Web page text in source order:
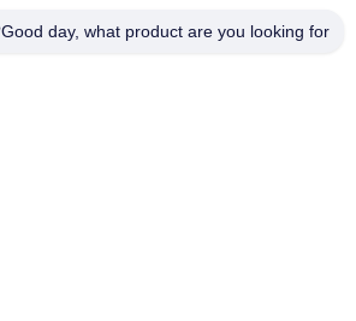
Good day, what product are you looking for?